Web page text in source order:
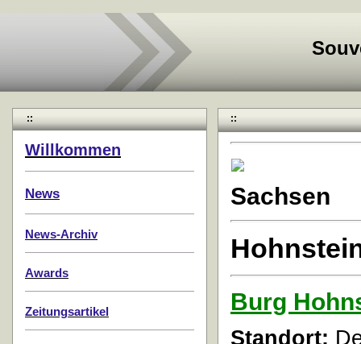
::
Willkommen
News
News-Archiv
Awards
Zeitungsartikel
::
Sachsen
Burg
Standort: